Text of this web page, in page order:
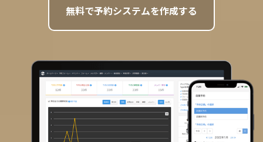
無料で予約システムを作成する